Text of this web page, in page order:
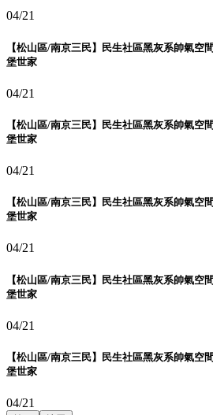
04/21
【松山區/南京三民】民生社區黑灰系帥氣空
堡世家
04/21
【松山區/南京三民】民生社區黑灰系帥氣空
堡世家
04/21
【松山區/南京三民】民生社區黑灰系帥氣空
堡世家
04/21
【松山區/南京三民】民生社區黑灰系帥氣空
堡世家
04/21
【松山區/南京三民】民生社區黑灰系帥氣空
堡世家
04/21